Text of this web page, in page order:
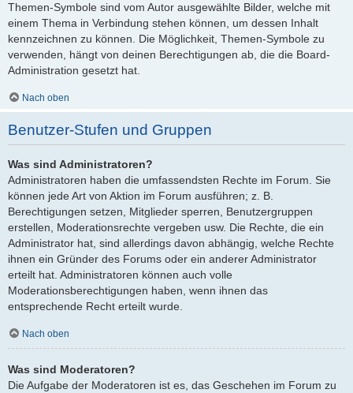
Themen-Symbole sind vom Autor ausgewählte Bilder, welche mit
einem Thema in Verbindung stehen können, um dessen Inhalt
kennzeichnen zu können. Die Möglichkeit, Themen-Symbole zu
verwenden, hängt von deinen Berechtigungen ab, die die Board-
Administration gesetzt hat.
Nach oben
Benutzer-Stufen und Gruppen
Was sind Administratoren?
Administratoren haben die umfassendsten Rechte im Forum. Sie
können jede Art von Aktion im Forum ausführen; z. B.
Berechtigungen setzen, Mitglieder sperren, Benutzergruppen
erstellen, Moderationsrechte vergeben usw. Die Rechte, die ein
Administrator hat, sind allerdings davon abhängig, welche Rechte
ihnen ein Gründer des Forums oder ein anderer Administrator
erteilt hat. Administratoren können auch volle
Moderationsberechtigungen haben, wenn ihnen das
entsprechende Recht erteilt wurde.
Nach oben
Was sind Moderatoren?
Die Aufgabe der Moderatoren ist es, das Geschehen im Forum zu